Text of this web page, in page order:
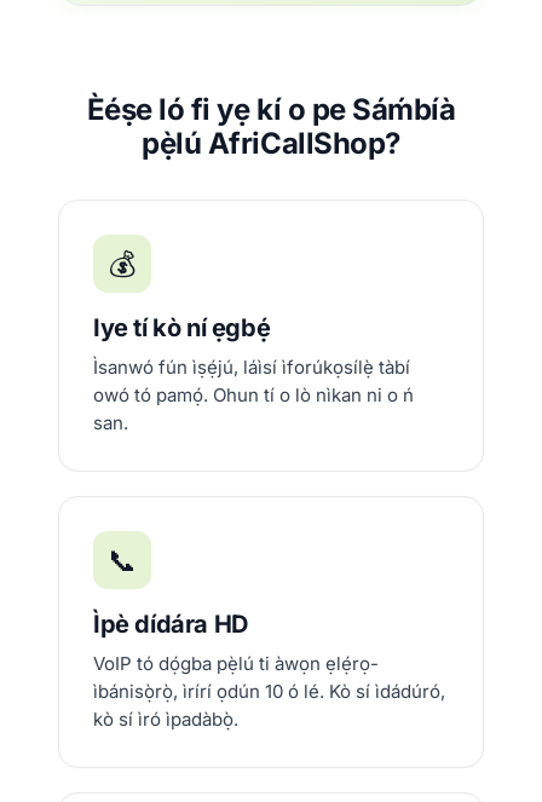
Èéṣe ló fi yẹ kí o pe Sáḿbíà
pẹ̀lú AfriCallShop?
💰
Iye tí kò ní ẹgbẹ́
Ìsanwó fún ìṣẹ́jú, láìsí ìforúkọsílẹ̀ tàbí
owó tó pamọ́. Ohun tí o lò nìkan ni o ń
san.
📞
Ìpè dídára HD
VoIP tó dọ́gba pẹ̀lú ti àwọn ẹlẹ́rọ-
ìbánisọ̀rọ̀, ìrírí ọdún 10 ó lé. Kò sí ìdádúró,
kò sí ìró ìpadàbọ̀.